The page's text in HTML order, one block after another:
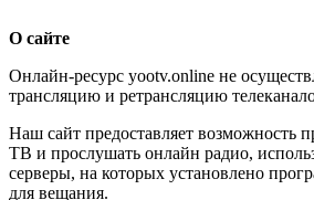
О сайте
Онлайн-ресурс yootv.online не
трансляцию и ретрансляцию
Наш сайт предоставляет возможность
ТВ и прослушать онлайн радио,
серверы, на которых установлено
для вещания.